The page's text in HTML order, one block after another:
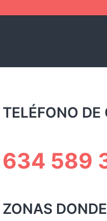
TELÉFONO
634 589
ZONAS DONDE